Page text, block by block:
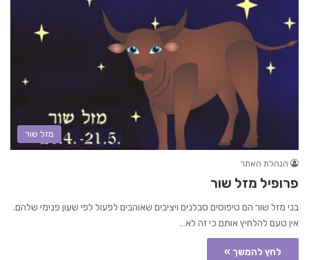
מזל שור
הנהלת האתר
פרופיל מזל שור
בני מזל שור הם טיפוסים סבלנים ויציבים שאוהבים לפעול לפי שעון פנימי שלהם.
אין טעם להלחיץ אותם כי זה לא…
לחץ להמשך »